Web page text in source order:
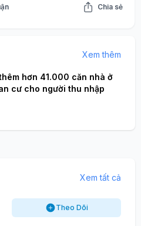
Chia sẻ
Xem thêm
hơn 41.000 căn nhà ở
cư cho người thu nhập
Xem tất cả
Theo Dõi